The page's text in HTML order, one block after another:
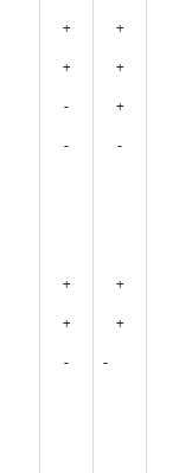
+ +
+ +
- +
- -
+ +
+ +
- -